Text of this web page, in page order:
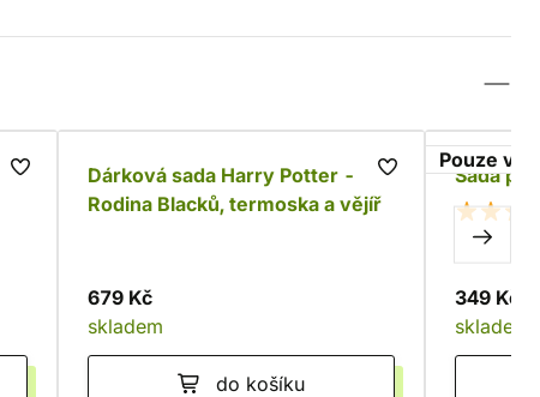
Dárková sada Harry Potter -
Rodina Blacků, termoska a vějíř
679 Kč
skladem
do košíku
Pouze v
Sada
349 Kč
skladem